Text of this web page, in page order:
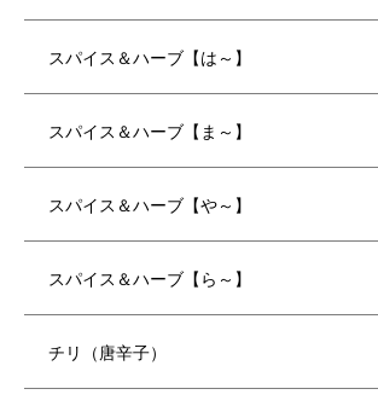
スパイス＆ハーブ【は～】
スパイス＆ハーブ【ま～】
スパイス＆ハーブ【や～】
スパイス＆ハーブ【ら～】
チリ（唐辛子）